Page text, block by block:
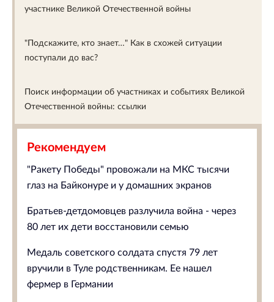
участнике Великой Отечественной войны
"Подскажите, кто знает…" Как в схожей ситуации
поступали до вас?
Поиск информации об участниках и событиях Великой
Отечественной войны: ссылки
Рекомендуем
"Ракету Победы" провожали на МКС тысячи
глаз на Байконуре и у домашних экранов
Братьев-детдомовцев разлучила война - через
80 лет их дети восстановили семью
Медаль советского солдата спустя 79 лет
вручили в Туле родственникам. Ее нашел
фермер в Германии